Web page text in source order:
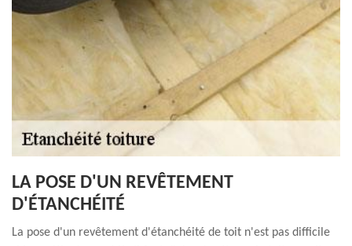
LA POSE D'UN REVÊTEMENT
D'ÉTANCHÉITÉ
La pose d'un revêtement d'étanchéité de toit n'est pas difficile